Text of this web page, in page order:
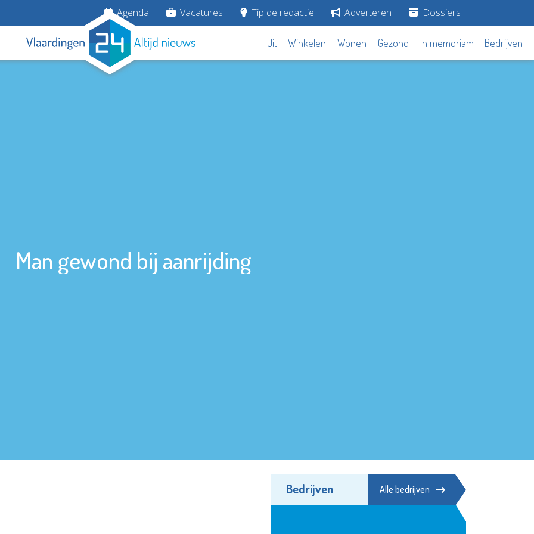
Agenda Vacatures Tip de redactie Adverteren Dossiers
Uit Winkelen Wonen Gezond In memoriam Bedrijven
Man gewond bij aanrijding
Bedrijven Alle bedrijven